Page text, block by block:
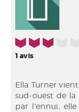
3/5
1avis
Ella Turner
sud-ouest de la
par l'ennui,